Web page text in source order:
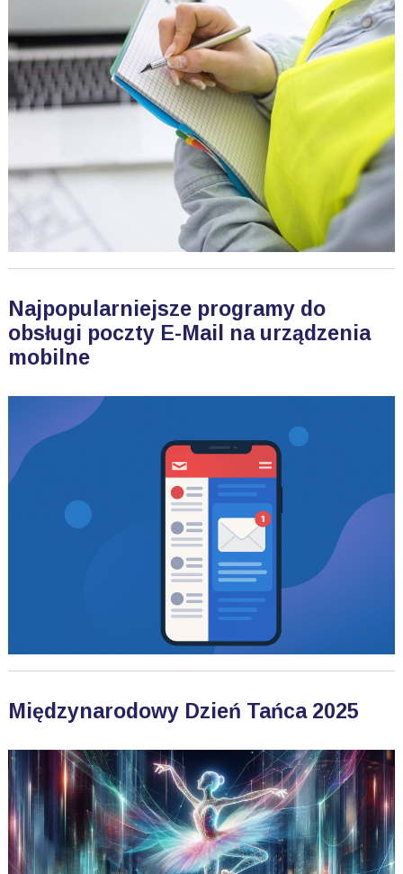
Najpopularniejsze programy do
obsługi poczty E-Mail na urządzenia
mobilne
Międzynarodowy Dzień Tańca 2025